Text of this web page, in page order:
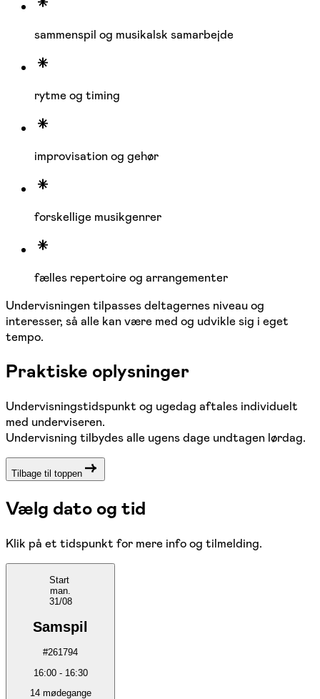
sammenspil og musikalsk samarbejde
rytme og timing
improvisation og gehør
forskellige musikgenrer
fælles repertoire og arrangementer
Undervisningen tilpasses deltagernes niveau og
interesser, så alle kan være med og udvikle sig i eget
tempo.
Praktiske oplysninger
Undervisningstidspunkt og ugedag aftales individuelt
med underviseren.
Undervisning tilbydes alle ugens dage undtagen lørdag.
Tilbage til toppen
Vælg dato og tid
Klik på et tidspunkt for mere info og tilmelding.
Start
man.
31/08
Samspil
#261794
16:00- 16:30
14 mødegange